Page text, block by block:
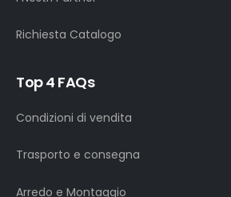
Richiesta Catalogo
Top 4 FAQs
Condizioni di vendita
Trasporto e consegna
Arredo e Montaggio